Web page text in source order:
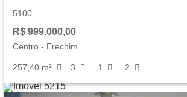
5100
R$ 999.000,00
Centro - Erechim
257,40 m² 3 1 2